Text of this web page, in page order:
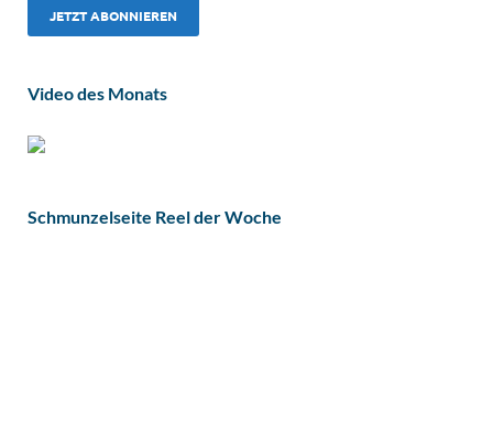
Video des Monats
Schmunzelseite Reel der Woche